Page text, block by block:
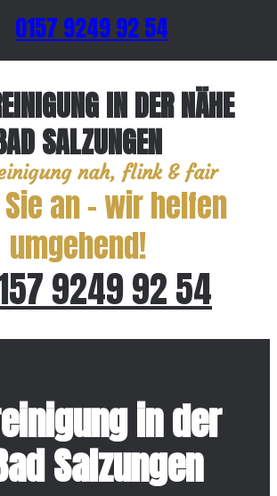
0157 9249 92 54
IN DER NÄHE
SALZUNGEN
nah, flink & fair
an – wir helfen
umgehend!
9249 92 54
in der
Salzungen